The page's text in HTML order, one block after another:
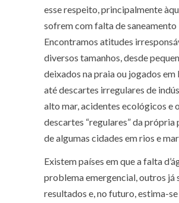
esse respeito, principalmente
sofrem com falta de saneamento
Encontramos atitudes
diversos tamanhos, desde
deixados na praia ou jogados em
até descartes irregulares de
alto mar, acidentes ecológicos e
descartes “regulares” da
de algumas cidades em rios e
Existem países em que a falta
problema emergencial, outros já
resultados e, no futuro, estima-